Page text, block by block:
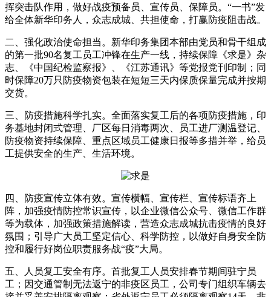
挥突击队作用，做好战疫预备员、宣传员、保障员。“一书”发
给全体新华印务人，众志成城、共担使命，打赢防疫阻击战。
二、强化政治使命担当。新华印务集团本部由党员和骨干组成
的第一批90名复工员工冲锋在生产一线，持续保障《求是》杂
志、《中国纪检监察报》、《江苏通讯》等党报党刊印制；同
时保障20万只防疫物资包装在短短三天内保质保量完成并按期
交货。
三、防疫措施科学扎实。全面落实复工后的各项防疫措施，印
务基地封闭式管理、厂区每日消毒两次、员工进厂测温登记、
防疫物资持续保障、重点区域员工健康日报等多措并举，给员
工提供安全的生产、生活环境。
四、防疫宣传立体有效。宣传横幅、宣传栏、宣传标语齐上
阵，加强疫情防控常识宣传，以企业微信公众号、微信工作群
等为载体，加强政策措施解读，营造众志成城抗击疫情的良好
氛围；引导广大员工坚定信心、科学防控，以做好自身安全防
控和履行好岗位职责服务战“疫”大局。
五、人员复工安全有序。首批复工人员安排春节期间驻宁员
工；因交通管制无法返宁的非疫区员工，公司专门组织车辆去